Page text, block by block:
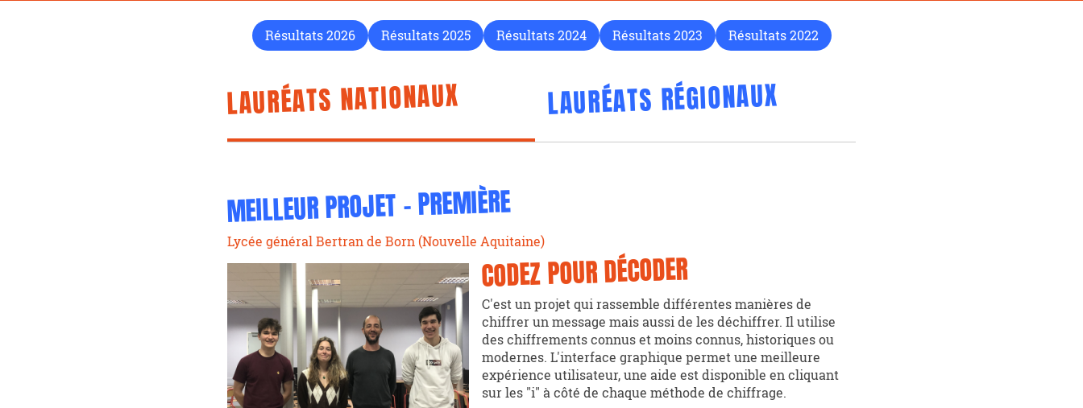
Résultats 2026 Résultats 2025 Résultats 2024 Résultats 2023 Résultats 2022
LAURÉATS NATIONAUX LAURÉATS RÉGIONAUX
MEILLEUR PROJET - PREMIÈRE
Lycée général Bertran de Born (Nouvelle Aquitaine)
CODEZ POUR DÉCODER
C'est un projet qui rassemble différentes manières de
chiffrer un message mais aussi de les déchiffrer. Il utilise
des chiffrements connus et moins connus, historiques ou
modernes. L'interface graphique permet une meilleure
expérience utilisateur, une aide est disponible en cliquant
sur les "i" à côté de chaque méthode de chiffrage.